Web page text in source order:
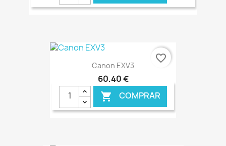
€ ONLINE
Canon EXV3
60,40 €
 COMPRAR
favorite_border